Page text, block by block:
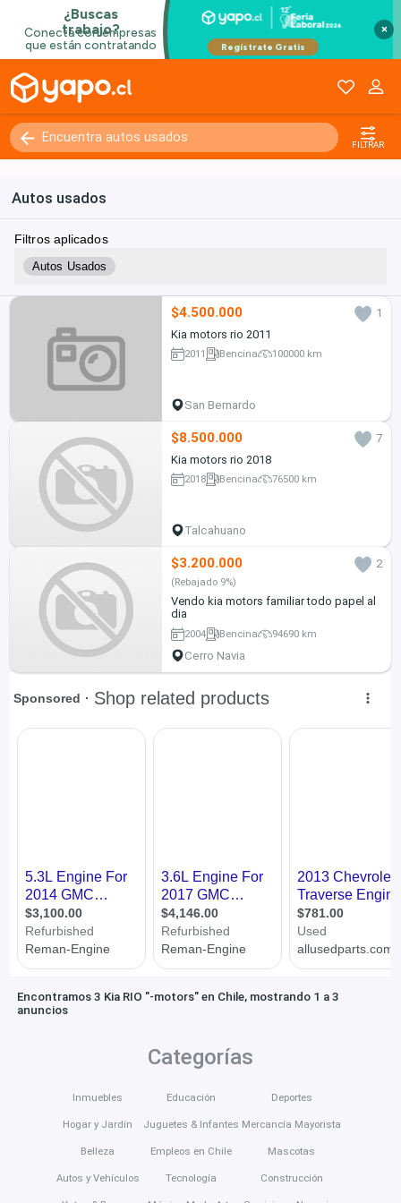
×
FILTRAR
Autos usados
Filtros aplicados
Autos Usados
$4.500.000
1
Kia motors rio 2011
2011 Bencina 100000 km
San Bernardo
$8.500.000
7
Kia motors rio 2018
2018 Bencina 76500 km
Talcahuano
$3.200.000 2
(Rebajado 9%)
Vendo kia motors familiar todo papel al
dia
2004 Bencina 94690 km
Cerro Navia
Encontramos 3 Kia RIO "-motors" en Chile, mostrando 1 a 3
anuncios
Categorías
Inmuebles
Hogar y Jardín
Belleza
Autos y Vehículos
Educación
Juguetes & Infantes
Empleos en Chile
Tecnología
Deportes
Mercancía Mayorista
Mascotas
Construcción